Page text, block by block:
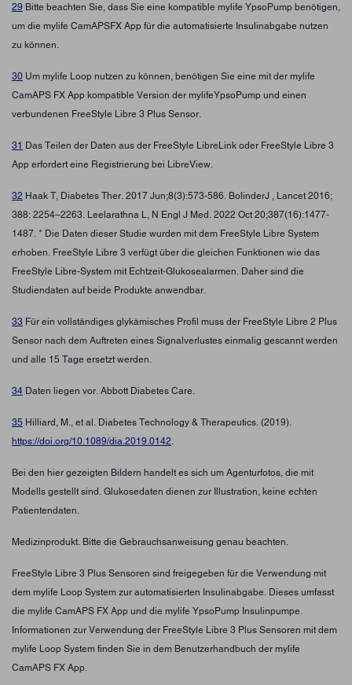
29 Bitte beachten Sie, dass Sie eine kompatible mylife YpsoPump benötigen,
um die mylife CamAPSFX App für die automatisierte Insulinabgabe nutzen
zu können.
30 Um mylife Loop nutzen zu können, benötigen Sie eine mit der mylife
CamAPS FX App kompatible Version der mylifeYpsoPump und einen
verbundenen FreeStyle Libre 3 Plus Sensor.
31 Das Teilen der Daten aus der FreeStyle LibreLink oder FreeStyle Libre 3
App erfordert eine Registrierung bei LibreView.
32 Haak T, Diabetes Ther. 2017 Jun;8(3):573-586. BolinderJ , Lancet 2016;
388: 2254–2263. Leelarathna L, N Engl J Med. 2022 Oct 20;387(16):1477-
1487. * Die Daten dieser Studie wurden mit dem FreeStyle Libre System
erhoben. FreeStyle Libre 3 verfügt über die gleichen Funktionen wie das
FreeStyle Libre-System mit Echtzeit-Glukosealarmen. Daher sind die
Studiendaten auf beide Produkte anwendbar.
33 Für ein vollständiges glykämisches Profil muss der FreeStyle Libre 2 Plus
Sensor nach dem Auftreten eines Signalverlustes einmalig gescannt werden
und alle 15 Tage ersetzt werden.
34 Daten liegen vor. Abbott Diabetes Care.
35 Hilliard, M., et al. Diabetes Technology & Therapeutics. (2019).
https://doi.org/10.1089/dia.2019.0142.
Bei den hier gezeigten Bildern handelt es sich um Agenturfotos, die mit
Modells gestellt sind. Glukosedaten dienen zur Illustration, keine echten
Patientendaten.
Medizinprodukt. Bitte die Gebrauchsanweisung genau beachten.
FreeStyle Libre 3 Plus Sensoren sind freigegeben für die Verwendung mit
dem mylife Loop System zur automatisierten Insulinabgabe. Dieses umfasst
die mylife CamAPS FX App und die mylife YpsoPump Insulinpumpe.
Informationen zur Verwendung der FreeStyle Libre 3 Plus Sensoren mit dem
mylife Loop System finden Sie in dem Benutzerhandbuch der mylife
CamAPS FX App.